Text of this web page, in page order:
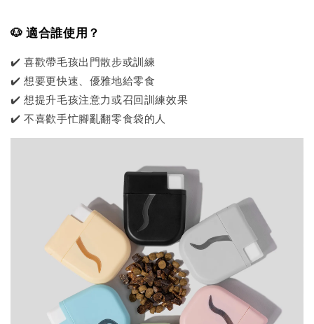
🐶 適合誰使用？
✔️ 喜歡帶毛孩出門散步或訓練
✔️ 想要更快速、優雅地給零食
✔️ 想提升毛孩注意力或召回訓練效果
✔️ 不喜歡手忙腳亂翻零食袋的人